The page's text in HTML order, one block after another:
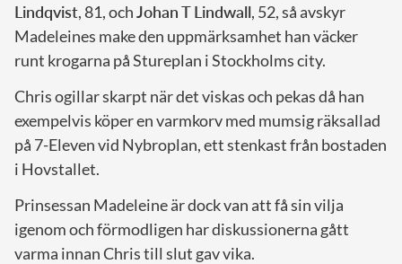
Lindqvist, 81, ochJohan T Lindwall, 52, så avskyr
Madeleines make den uppmärksamhet han väcker
runt krogarna på Stureplan i Stockholms city.
Chris ogillar skarpt när det viskas och pekas då han
exempelvis köper en varmkorv med mumsig räksallad
på 7-Eleven vid Nybroplan, ett stenkast från bostaden
i Hovstallet.
Prinsessan Madeleine är dock van att få sin vilja
igenom och förmodligen har diskussionerna gått
varma innan Chris till slut gav vika.